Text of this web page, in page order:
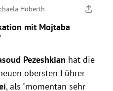
Höberth
mit Mojtaba
Pezeshkian hat die
obersten Führer
, als "momentan sehr